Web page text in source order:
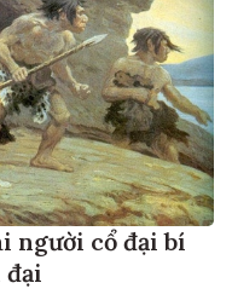
người cổ đại bí